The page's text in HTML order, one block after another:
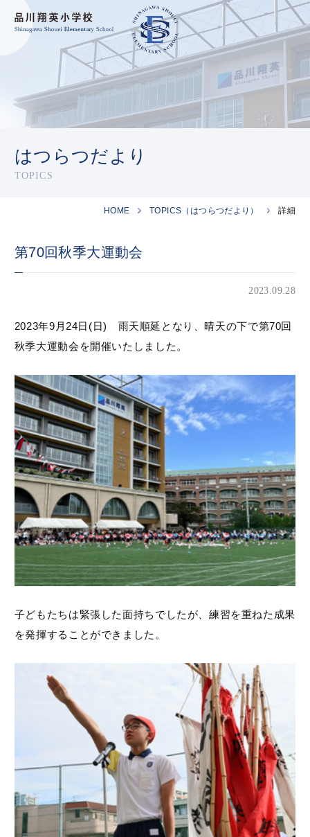
はつらつだより
TOPICS
HOME TOPICS（はつらつだより） 詳細
第70回秋季大運動会
2023.09.28
2023年9月24日(日) 雨天順延となり、晴天の下で第70回
秋季大運動会を開催いたしました。
子どもたちは緊張した面持ちでしたが、練習を重ねた成果
を発揮することができました。